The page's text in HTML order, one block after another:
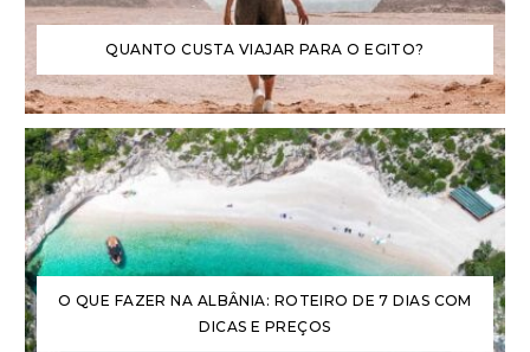
QUANTO CUSTA VIAJAR PARA O EGITO?
O QUE FAZER NA ALBÂNIA: ROTEIRO DE 7 DIAS COM
DICAS E PREÇOS